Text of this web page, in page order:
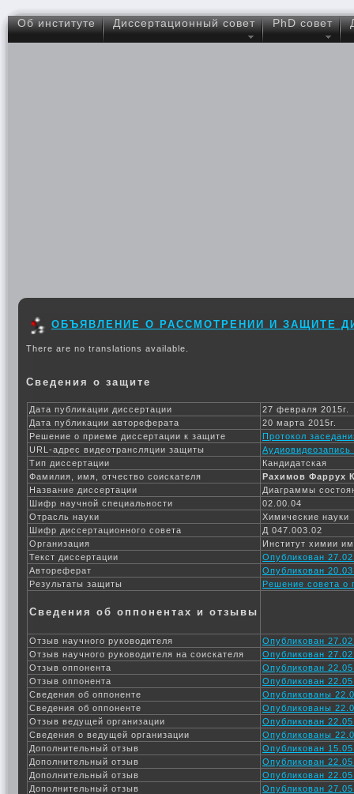
Об институте Диссертационный совет PhD совет
ОБЪЯВЛЕНИЕ О РАССМОТРЕНИИ И ЗАЩИТЕ
There are no translations available.
Сведения о защите
Дата публикации диссертации
27 февраля 2015г.
Дата публикации автореферата
20 марта 2015г.
Решение о приеме диссертации к защите
Протокол
URL-адрес видеотрансляции защиты
Аудиовидеозапись
Тип диссертации
Кандидатская
Фамилия, имя, отчество соискателя
Рахимов Фаррух
Название диссертации
Диаграммы
Шифр научной специальности
02.00.04
Отрасль науки
Химические науки
Шифр диссертационного совета
Д 047.003.02
Организация
Институт химии
Текст диссертации
Опубликован
Автореферат
Опубликован
Результаты защиты
Решение совета о
Сведения об оппонентах и отзывы
Отзыв научного руководителя
Опубликован
Отзыв научного руководителя на соискателя
Опубликован
Отзыв оппонента
Опубликован
Отзыв оппонента
Опубликован
Сведения об оппоненте
Опубликованы
Сведения об оппоненте
Опубликованы
Отзыв ведущей организации
Опубликован
Сведения о ведущей организации
Опубликованы
Дополнительный отзыв
Опубликован
Дополнительный отзыв
Опубликован
Дополнительный отзыв
Опубликован
Дополнительный отзыв
Опубликован